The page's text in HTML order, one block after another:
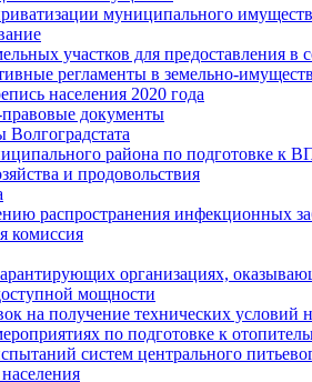
муниципального
участков для предоставления в
регламенты в земельно-
населения 2020 года
документы
Волгоградстата
района по подготовке к
и продовольствия
распространения инфекционных
комиссия
организациях,
мощности
на получение технических условий
по подготовке к
систем центрального